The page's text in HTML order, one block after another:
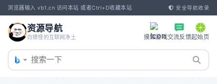
浏览器输入 vb1.cn 访问本站 或者Ctrl+D收藏本站 安全导航收录
资源导航
白嫖怪的互联网净土 摸鱼游戏交流反馈起始页